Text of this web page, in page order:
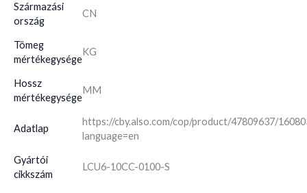
Származási
ország
CN
Tömeg
mértékegysége
KG
Hossz
mértékegysége
MM
Adatlap
https://cby.also.com/cop/product/47809637/
language=en
Gyártói
cikkszám
LCU6-10CC-0100-S